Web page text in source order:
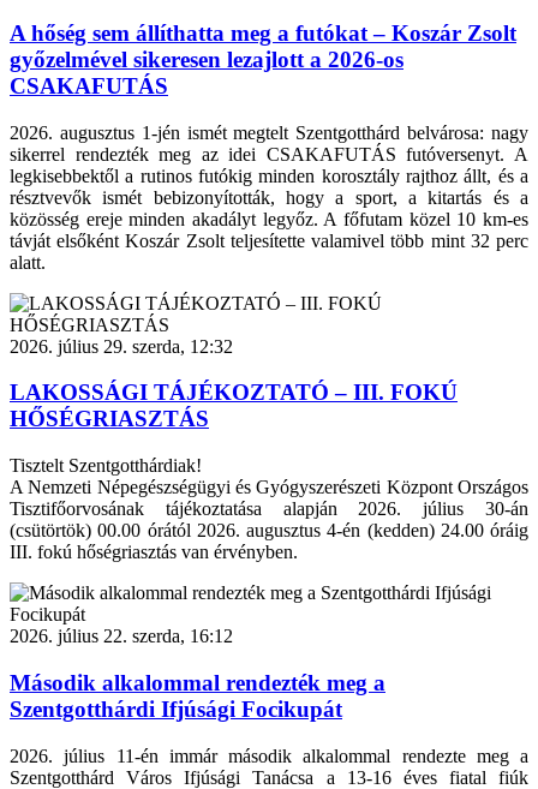
A hőség sem állíthatta meg a futókat – Koszár Zsolt
győzelmével sikeresen lezajlott a 2026-os
CSAKAFUTÁS
2026. augusztus 1-jén ismét megtelt Szentgotthárd belvárosa: nagy
sikerrel rendezték meg az idei CSAKAFUTÁS futóversenyt. A
legkisebbektől a rutinos futókig minden korosztály rajthoz állt, és a
résztvevők ismét bebizonyították, hogy a sport, a kitartás és a
közösség ereje minden akadályt legyőz. A főfutam közel 10 km-es
távját elsőként Koszár Zsolt teljesítette valamivel több mint 32 perc
alatt.
2026. július 29. szerda, 12:32
LAKOSSÁGI TÁJÉKOZTATÓ – III. FOKÚ
HŐSÉGRIASZTÁS
Tisztelt Szentgotthárdiak!
A Nemzeti Népegészségügyi és Gyógyszerészeti Központ Országos
Tisztifőorvosának tájékoztatása alapján 2026. július 30-án
(csütörtök) 00.00 órától 2026. augusztus 4-én (kedden) 24.00 óráig
III. fokú hőségriasztás van érvényben.
2026. július 22. szerda, 16:12
Második alkalommal rendezték meg a
Szentgotthárdi Ifjúsági Focikupát
2026. július 11-én immár második alkalommal rendezte meg a
Szentgotthárd Város Ifjúsági Tanácsa a 13-16 éves fiatal fiúk